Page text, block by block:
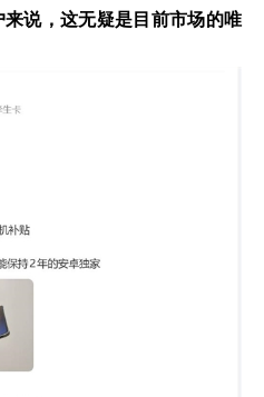
说，这无疑是目前市场的唯